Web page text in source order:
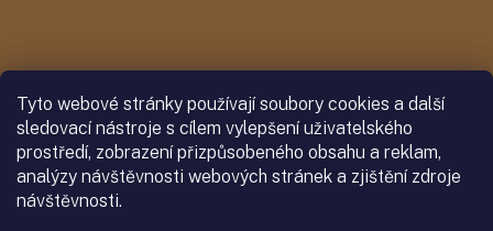
Tyto webové stránky používají soubory cookies a další
sledovací nástroje s cílem vylepšení uživatelského
prostředí, zobrazení přizpůsobeného obsahu a reklam,
analýzy návštěvnosti webových stránek a zjištění zdroje
návštěvnosti.